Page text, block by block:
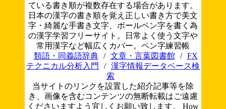
ている書き順が複数存在する場合があります。
日本の漢字の書き順を覚え正しい書き方で美文
字・綺麗な手書き文字、ボールペン字を書く為
の漢字学習フリーサイト。日常よく使う文字や
常用漢字など幅広くカバー。ペン字練習帳
類語・同義語辞典
/ 文章・言葉図書館 /
FX
テクニカル分析入門
/ 漢字情報データベース検
索
当サイトのリンクを設置した紹介記事等を除
き、画像を含むコンテンツの無断転載はご遠慮
くださいますよう宜しくお願い致します。 How